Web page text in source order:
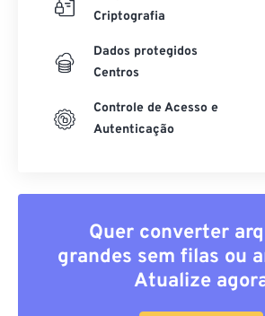
Criptografia
Dados protegidos
Centros
Controle de Acesso e
Autenticação
Quer converter
grandes sem filas ou
Atualize